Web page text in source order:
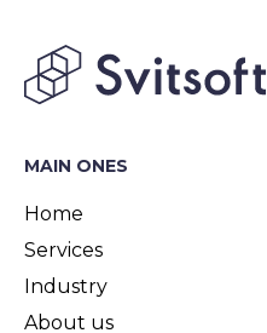
MAIN ONES
Home
Services
Industry
About us